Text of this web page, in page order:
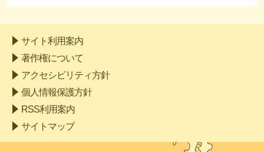
サイト利用案内
著作権について
アクセシビリティ方針
個人情報保護方針
RSS利用案内
サイトマップ